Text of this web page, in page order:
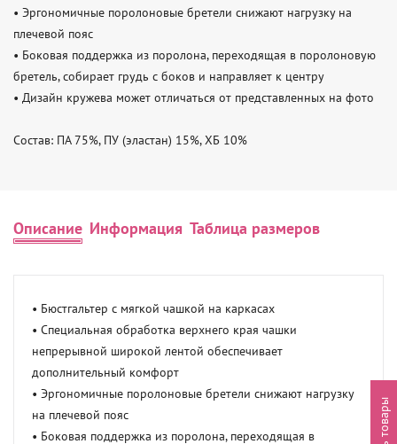
• Эргономичные поролоновые бретели снижают нагрузку на
плечевой пояс
• Боковая поддержка из поролона, переходящая в поролоновую
бретель, собирает грудь с боков и направляет к центру
• Дизайн кружева может отличаться от представленных на фото
Состав: ПА 75%, ПУ (эластан) 15%, ХБ 10%
Описание Информация Таблица размеров
• Бюстгальтер с мягкой чашкой на каркасах
• Специальная обработка верхнего края чашки
непрерывной широкой лентой обеспечивает
дополнительный комфорт
• Эргономичные поролоновые бретели снижают нагрузку
на плечевой пояс
• Боковая поддержка из поролона, переходящая в